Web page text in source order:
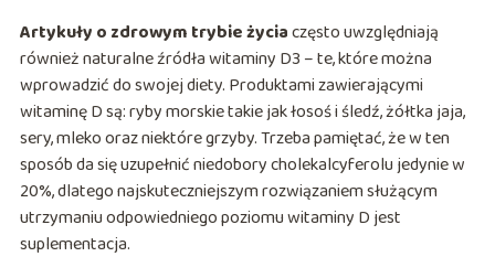
Artykuły o zdrowym trybie życiaczęsto uwzględniają
również naturalne źródła witaminy D3 – te, które można
wprowadzić do swojej diety. Produktami zawierającymi
witaminę D są: ryby morskie takie jak łosoś i śledź, żółtka jaja,
sery, mleko oraz niektóre grzyby. Trzeba pamiętać, że w ten
sposób da się uzupełnić niedobory cholekalcyferolu jedynie w
20%, dlatego najskuteczniejszym rozwiązaniem służącym
utrzymaniu odpowiedniego poziomu witaminy D jest
suplementacja.